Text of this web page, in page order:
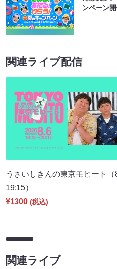
ンペーン
関連ライブ配信
うさいしきんの東京モヒート
19:15）
¥1300 (税込)
関連ライブ